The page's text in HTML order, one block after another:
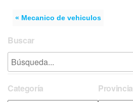
« Mecanico de vehiculos
Buscar
Categoría Provincia